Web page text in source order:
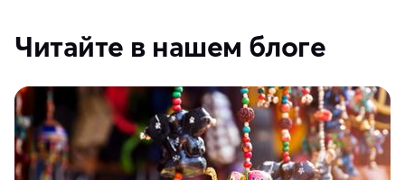
Читайте в нашем блоге